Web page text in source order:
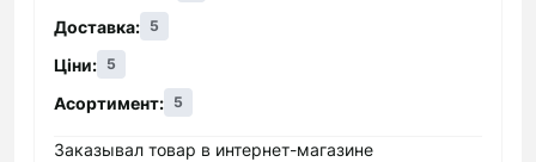
продукції Apple, у тому числі надається
найширший вибір аксесуарів (чохли, плівки,
кейси, шнури.).
Асортимент товарів оновлюється настільки
часто, що покупець має практично
Доставка: 5
Ціни: 5
Асортимент: 5
Заказывал товар в интернет-магазине